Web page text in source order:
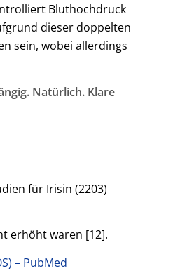
Bluthochdruck
dieser doppelten
sein, wobei allerdings
Natürlich. Klare
für Irisin (2203)
erhöht waren [12].
– PubMed